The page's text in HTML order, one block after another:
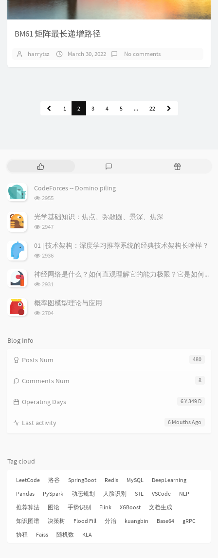
BM61 矩阵最长递增路径
harrytsz March 30, 2022 No comments
1 2 3 4 5 ... 22
P
p
u
a
r
r
t
c
l
s
e
t
m
n
R
t
l
CodeForces -- Domino piling
浏
次
数:
2955
光学基础知识：焦点、弥散圆、景深、焦深
浏
次
数:
2947
01 | 技术架构：深度学习推荐系统的经典技术架构长啥样？
浏
次
数:
2936
神经网络是什么？如何直观理解它的能力极限？它是如何无限逼近真理？
浏
次
数:
2931
概率图模型理论与应用
浏
2704
Blog Info
480
Posts Num
8
Comments Num
6 Y 349 D
Operating Days
6 Mouths Ago
Last activity
Tag cloud
LeetCode 洛谷 SpringBoot Redis MySQL
DeepLearning
Pandas
PySpark 动态规划 人脸识别 STL VSCode
NLP
推荐算法
图论 手势识别 Flink XGBoost
文档生成
知识图谱
决策树 Flood Fill 分治 kuangbin Base64
gRPC
协程
Faiss 随机数 KLA